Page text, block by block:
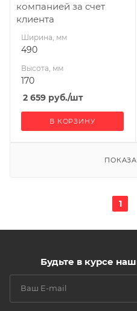
компанией за счет
клиента
Ширина, мм
490
Высота, мм
170
2 659 руб./шт
В КОРЗИНУ
1
Будьте в курсе